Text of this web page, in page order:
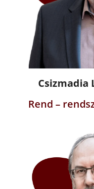
Csizmadia
Rend –